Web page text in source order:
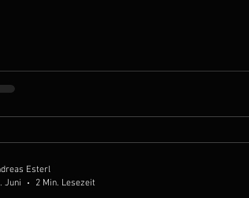
war, mir immer wieder neues Wissen
Esterl
Juni
2 Min. Lesezeit